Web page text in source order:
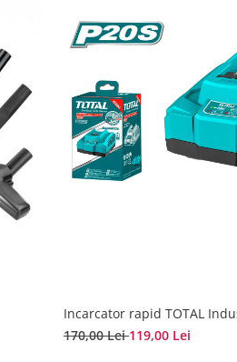
Incarcator rapid TOTAL
170,00 Lei119,00 Lei